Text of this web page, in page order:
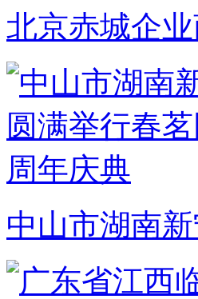
北京赤城企
中山市湖南